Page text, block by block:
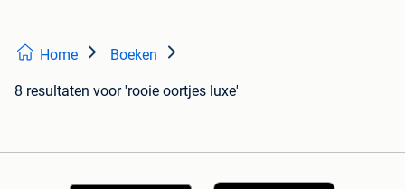
Home Boeken
8 resultaten voor 'rooie oortjes luxe'